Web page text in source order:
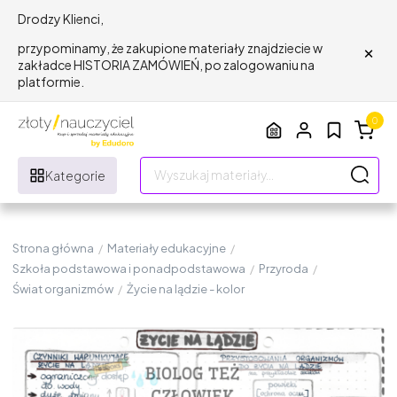
Drodzy Klienci,
przypominamy, że zakupione materiały znajdziecie w
zakładce HISTORIA ZAMÓWIEŃ, po zalogowaniu na
platformie.
×
Kategorie
0
Strona główna / Materiały edukacyjne /
Szkoła podstawowa i ponadpodstawowa / Przyroda /
Świat organizmów / Życie na lądzie - kolor